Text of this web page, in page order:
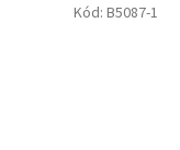
Kód: B5087-1